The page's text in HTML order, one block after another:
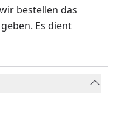
bestellen das
Es dient